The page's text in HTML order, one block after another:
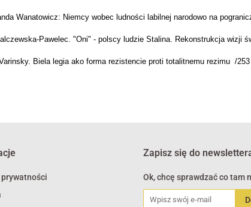
Wanatowicz: Niemcy wobec ludności labilnej narodowo na
Pawelec. "Oni" - polscy ludzie Stalina. Rekonstrukcja wizji
Biela legia ako forma rezistencie proti totalitnemu rezimu /253
Zapisz się do
Ok, chcę sprawdzać co tam